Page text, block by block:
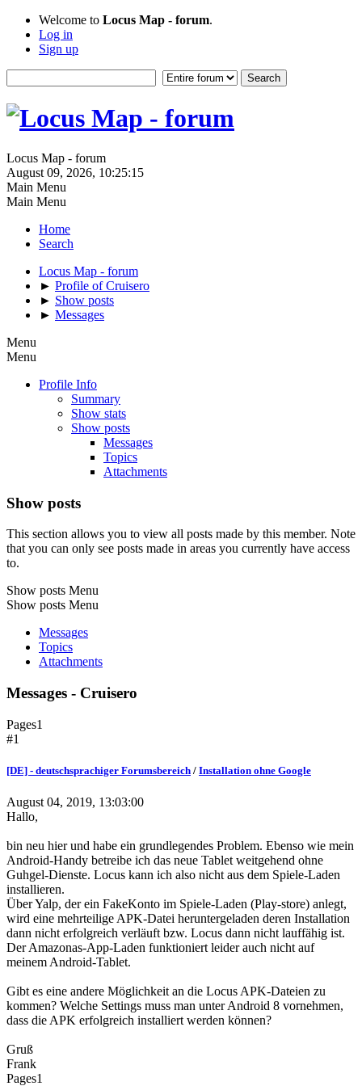
Welcome to Locus Map - forum.
Log in
Sign up
Locus Map - forum
August 09, 2026, 10:25:15
Main Menu
Main Menu
Home
Search
Locus Map - forum
► Profile of Cruisero
► Show posts
► Messages
Menu
Menu
Profile Info
Summary
Show stats
Show posts
Messages
Topics
Attachments
Show posts
This section allows you to view all posts made by this member. Note
that you can only see posts made in areas you currently have access
to.
Show posts Menu
Show posts Menu
Messages
Topics
Attachments
Messages - Cruisero
Pages1
#1
[DE] - deutschsprachiger Forumsbereich / Installation ohne Google
August 04, 2019, 13:03:00
Hallo,
bin neu hier und habe ein grundlegendes Problem. Ebenso wie mein
Android-Handy betreibe ich das neue Tablet weitgehend ohne
Guhgel-Dienste. Locus kann ich also nicht aus dem Spiele-Laden
installieren.
Über Yalp, der ein FakeKonto im Spiele-Laden (Play-store) anlegt,
wird eine mehrteilige APK-Datei heruntergeladen deren Installation
dann nicht erfolgreich verläuft bzw. Locus dann nicht lauffähig ist.
Der Amazonas-App-Laden funktioniert leider auch nicht auf
meinem Android-Tablet.
Gibt es eine andere Möglichkeit an die Locus APK-Dateien zu
kommen? Welche Settings muss man unter Android 8 vornehmen,
dass die APK erfolgreich installiert werden können?
Gruß
Frank
Pages1